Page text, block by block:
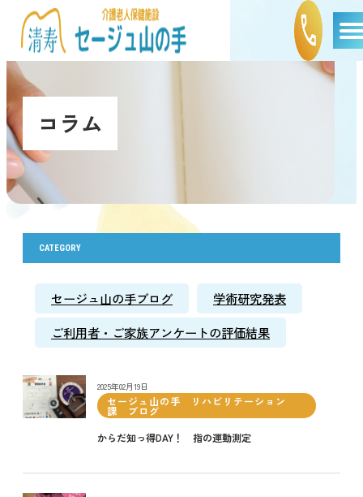
コラム
CATEGORY
セージュ山の手ブログ
学術研究発表
ご利用者・ご家族アンケートの評価結果
2025年02月19日
セージュ山の手 リハビリテーション
課 ブログ
からだ知っ得DAY！ 指の運動測定